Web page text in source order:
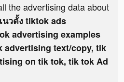
the advertising data about
นวตั้ง tiktok ads
advertising examples
advertising text/copy, tik
on tik tok, tik tok Ad